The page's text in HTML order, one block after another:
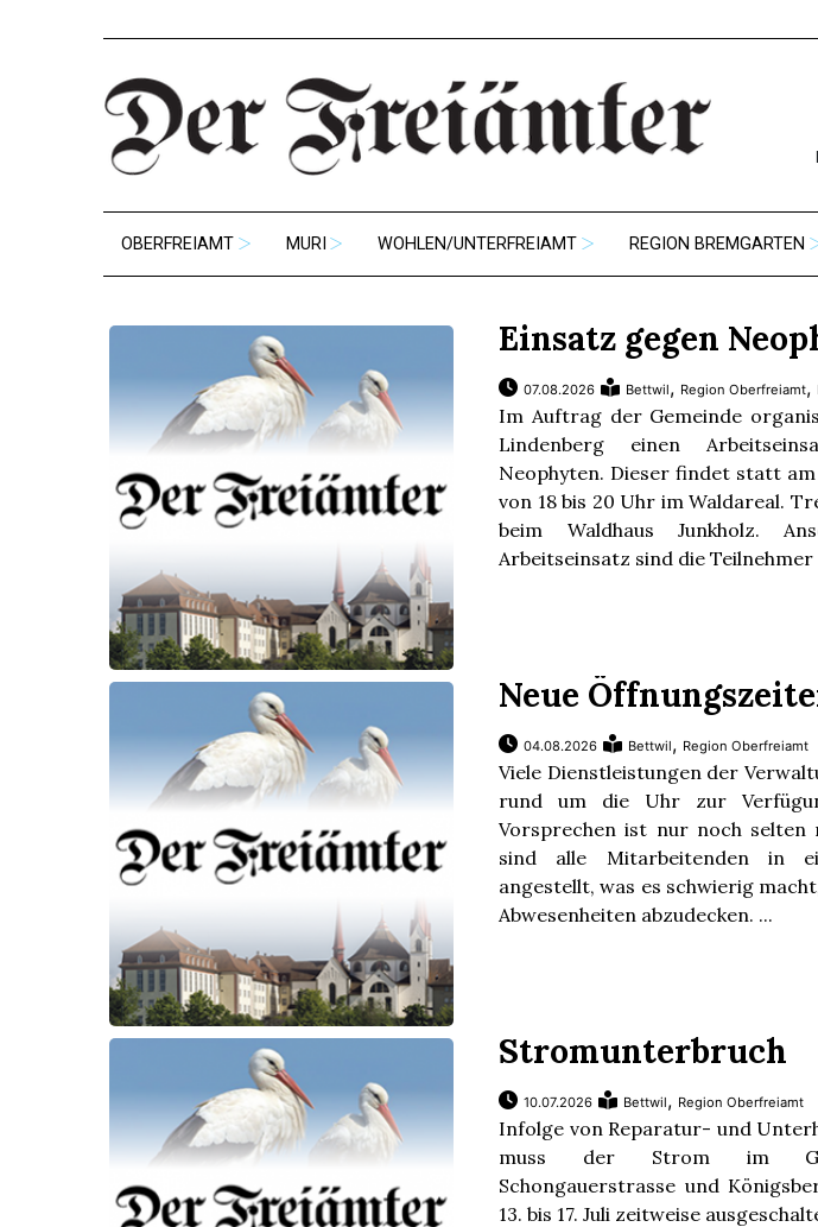
OBERFREIAMT MURI WOHLEN/UNTERFREIAMT REGION BREMGARTEN
Einsatz gegen
07.08.2026 Bettwil, Region Oberfreiamt,
Im Auftrag der Gemeinde
Lindenberg einen
Neophyten. Dieser findet statt
von 18 bis 20 Uhr im Waldareal.
beim Waldhaus Junkholz.
Arbeitseinsatz sind die Teilnehmer
Neue
04.08.2026 Bettwil, Region Oberfreiamt
Viele Dienstleistungen der
rund um die Uhr zur
Vorsprechen ist nur noch selten
sind alle Mitarbeitenden in
angestellt, was es schwierig
Abwesenheiten abzudecken. ...
Stromunterbruch
10.07.2026 Bettwil, Region Oberfreiamt
Infolge von Reparatur- und
muss der Strom im
Schongauerstrasse und
13. bis 17. Juli zeitweise